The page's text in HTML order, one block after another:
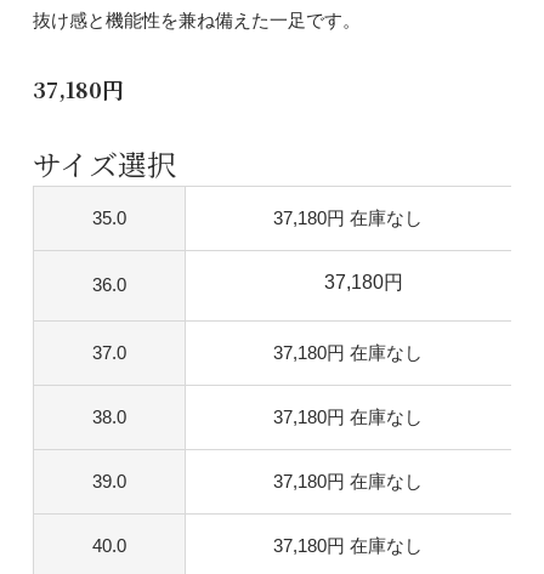
抜け感と機能性を兼ね備えた一足です。
37,180円
サイズ選択
35.0 37,180円在庫なし
36.0 37,180円
37.0 37,180円在庫なし
38.0 37,180円在庫なし
39.0 37,180円在庫なし
40.0 37,180円在庫なし